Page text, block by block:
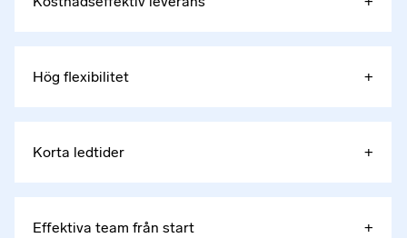
Hög flexibilitet +
Korta ledtider +
Effektiva team från start +